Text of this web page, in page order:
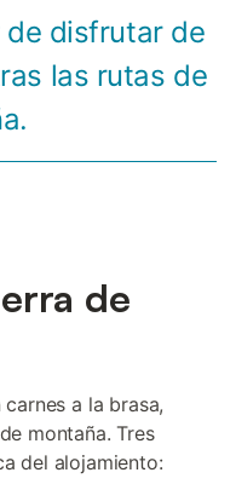
de disfrutar de
las rutas de
de
a la brasa,
montaña. Tres
del alojamiento: